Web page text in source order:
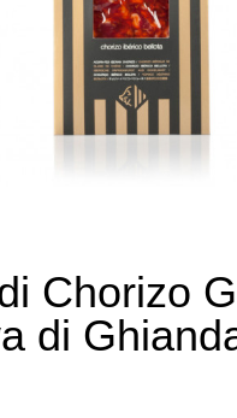
Chorizo
di